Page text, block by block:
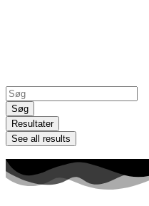
Search
...Søg
Resultater
See all results